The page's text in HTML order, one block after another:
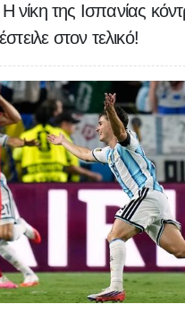
της Ισπανίας
στον τελικό!